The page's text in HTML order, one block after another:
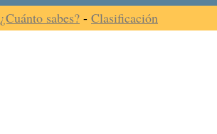
¿Cuánto sabes? - Clasificación